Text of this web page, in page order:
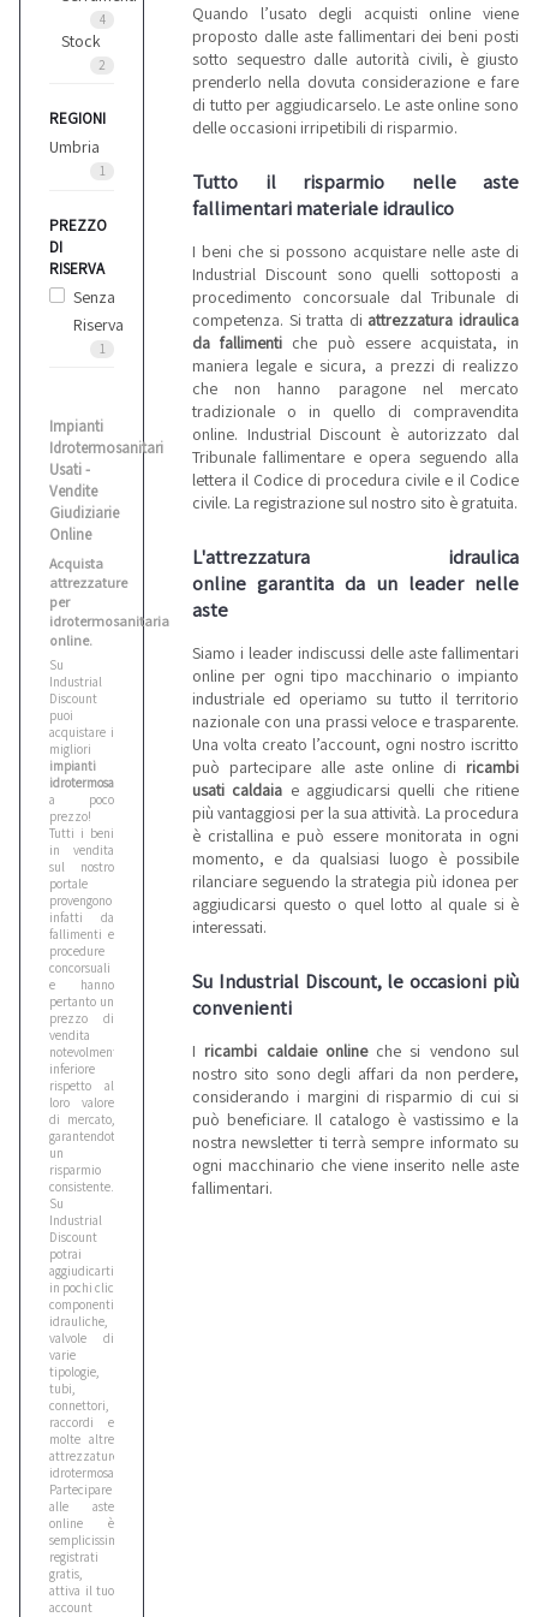
4
Stock
2
REGIONI
Umbria
1
PREZZO
DI
RISERVA
Senza
Riserva
1
Impianti
Idrotermosanitari
Usati -
Vendite
Giudiziarie
Online
Acquista
attrezzature
per
idrotermosanitaria
online.
Su
Industrial
Discount
puoi
acquistare i
migliori
impianti
idrotermosanitari
a poco
prezzo!
Tutti i beni
in vendita
sul nostro
portale
provengono
infatti da
fallimenti e
procedure
concorsuali
e hanno
pertanto un
prezzo di
vendita
notevolmente
inferiore
rispetto al
loro valore
di mercato,
garantendoti
un
risparmio
consistente.
Su
Industrial
Discount
potrai
aggiudicarti
in pochi clic
componenti
idrauliche,
valvole di
varie
tipologie,
tubi,
connettori,
raccordi e
molte altre
attrezzature
idrotermosanitarie.
Partecipare
alle aste
online è
semplicissimo:
registrati
gratis,
attiva il tuo
account
Quando l’usato degli acquisti online viene
proposto dalle aste fallimentari dei beni posti
sotto sequestro dalle autorità civili, è giusto
prenderlo nella dovuta considerazione e fare
di tutto per aggiudicarselo. Le aste online sono
delle occasioni irripetibili di risparmio.
Tutto il risparmio nelle aste
fallimentari materiale idraulico
I beni che si possono acquistare nelle aste di
Industrial Discount sono quelli sottoposti a
procedimento concorsuale dal Tribunale di
competenza. Si tratta di attrezzatura idraulica
da fallimenti che può essere acquistata, in
maniera legale e sicura, a prezzi di realizzo
che non hanno paragone nel mercato
tradizionale o in quello di compravendita
online. Industrial Discount è autorizzato dal
Tribunale fallimentare e opera seguendo alla
lettera il Codice di procedura civile e il Codice
civile. La registrazione sul nostro sito è gratuita.
L'attrezzatura idraulica
online garantita da un leader nelle
aste
Siamo i leader indiscussi delle aste fallimentari
online per ogni tipo macchinario o impianto
industriale ed operiamo su tutto il territorio
nazionale con una prassi veloce e trasparente.
Una volta creato l’account, ogni nostro iscritto
può partecipare alle aste online di ricambi
usati caldaia e aggiudicarsi quelli che ritiene
più vantaggiosi per la sua attività. La procedura
è cristallina e può essere monitorata in ogni
momento, e da qualsiasi luogo è possibile
rilanciare seguendo la strategia più idonea per
aggiudicarsi questo o quel lotto al quale si è
interessati.
Su Industrial Discount, le occasioni più
convenienti
I ricambi caldaie onlineche si vendono sul
nostro sito sono degli affari da non perdere,
considerando i margini di risparmio di cui si
può beneficiare. Il catalogo è vastissimo e la
nostra newsletter ti terrà sempre informato su
ogni macchinario che viene inserito nelle aste
fallimentari.